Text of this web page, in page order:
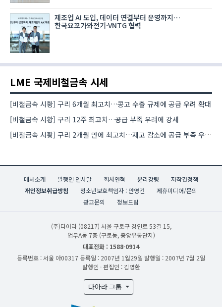
제조업 AI 도입, 데이터 연결부터 운영까지…
한국요꼬가와전기·VNTG 협력
LME 국제비철금속 시세
[비철금속 시황] 구리 6개월 최고치…콩고 수출 규제에 공급 우려 확대
[비철금속 시황] 구리 12주 최고치…공급 부족 우려에 강세
[비철금속 시황] 구리 2개월 만에 최고치…재고 감소에 공급 부족 우려 확대
매체소개 발행인 인사말 회사연혁 윤리강령
저작권정책
개인정보취급방침
청소년보호책임자 : 안영건
제휴미디어/문의
광고문의
정보드림
(주)다아라 (08217) 서울 구로구 경인로 53길 15,
업무A동 7층 (구로동, 중앙유통단지)
대표전화 : 1588-0914
등록번호 : 서울 아00317 등록일 : 2007년 1월29일 발행일 : 2007년 7월 2일
발행인 · 편집인 : 김영환
다아라 그룹